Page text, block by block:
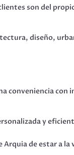
son del
diseño,
conveniencia con
y
de estar a la